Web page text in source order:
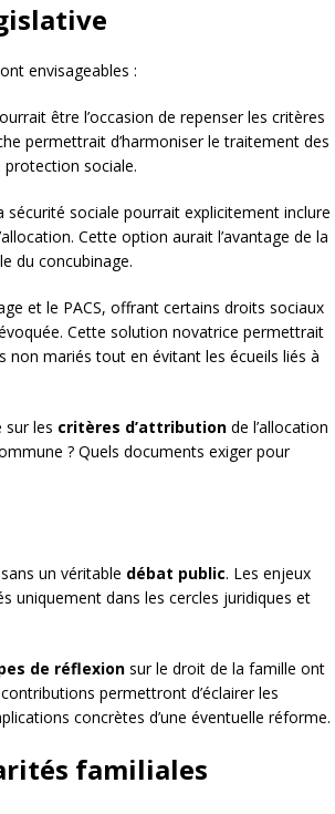
envisageables :
être l’occasion de repenser les critères
permettrait d’harmoniser le traitement des
protection sociale.
sécurité sociale pourrait explicitement inclure
Cette option aurait l’avantage de la
du concubinage.
et le PACS, offrant certains droits sociaux
Cette solution novatrice permettrait
mariés tout en évitant les écueils liés à
sur les critères d’attribution de l’allocation
? Quels documents exiger pour
un véritable débat public. Les enjeux
uniquement dans les cercles juridiques et
de réflexion sur le droit de la famille ont
permettront d’éclairer les
concrètes d’une éventuelle réforme.
familiales